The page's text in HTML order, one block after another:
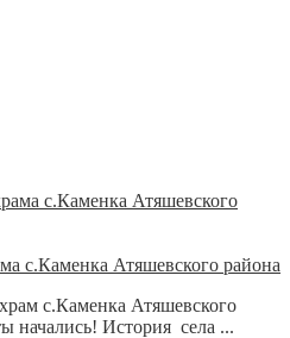
с.Каменка Атяшевского района
с.Каменка Атяшевского
начались! История села ...